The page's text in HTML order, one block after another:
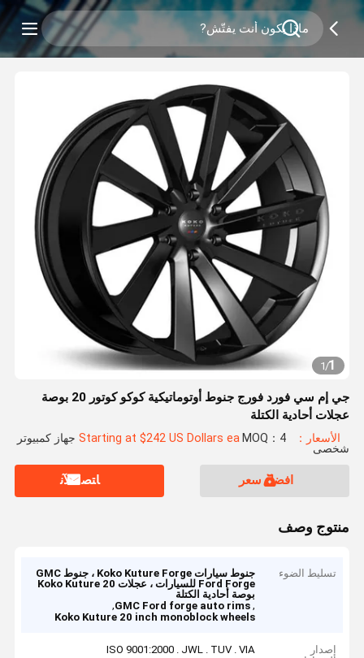
1
/
1
جي إم سي فورد فورج جنوط أوتوماتيكية كوكو كوتور 20 بوصة
عجلات أحادية الكتلة
الأسعار：Starting at $242 US Dollars ea MOQ：4 جهاز كمبيوتر
شخصى
افضل سعر ﺎﺘﺼﻟ ﺍﻶﻧ
منتوج وصف
تسليط الضوء
جنوط سيارات Koko Kuture Forge ، جنوط GMC
Ford Forge للسيارات ، عجلات Koko Kuture 20
بوصة أحادية الكتلة
,
GMC Ford forge auto rims
,
Koko Kuture 20 inch monoblock wheels
إصدار
ISO 9001:2000 . JWL . TUV . VIA